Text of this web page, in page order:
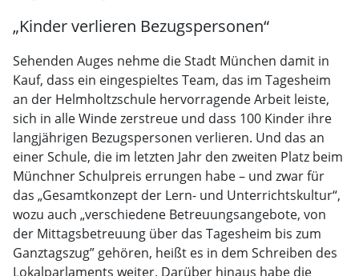
„Kinder verlieren Bezugspersonen“
Sehenden Auges nehme die Stadt München damit in
Kauf, dass ein eingespieltes Team, das im Tagesheim
an der Helmholtzschule hervorragende Arbeit leiste,
sich in alle Winde zerstreue und dass 100 Kinder ihre
langjährigen Bezugspersonen verlieren. Und das an
einer Schule, die im letzten Jahr den zweiten Platz beim
Münchner Schulpreis errungen habe – und zwar für
das „Gesamtkonzept der Lern- und Unterrichtskultur“,
wozu auch „verschiedene Betreuungsangebote, von
der Mittagsbetreuung über das Tagesheim bis zum
Ganztagszug” gehören, heißt es in dem Schreiben des
Lokalparlaments weiter. Darüber hinaus habe die